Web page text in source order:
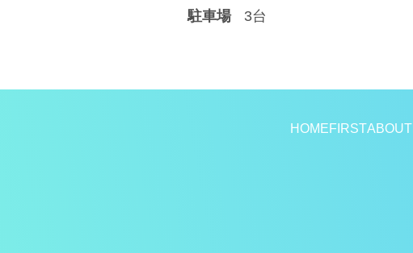
駐車場 3台
HOMEFIRSTABOUT